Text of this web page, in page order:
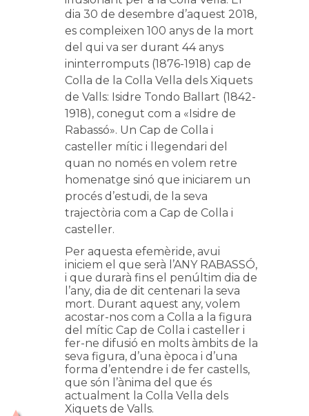
dia 30 de desembre d’aquest 2018,
es compleixen 100 anys de la mort
del qui va ser durant 44 anys
ininterromputs (1876-1918) cap de
Colla de la Colla Vella dels Xiquets
de Valls: Isidre Tondo Ballart (1842-
1918), conegut com a «Isidre de
Rabassó». Un Cap de Colla i
casteller mític i llegendari del
quan no només en volem retre
homenatge sinó que iniciarem un
procés d’estudi, de la seva
trajectòria com a Cap de Colla i
casteller.
Per aquesta efemèride, avui
iniciem el que serà l’ANY RABASSÓ,
i que durarà fins el penúltim dia de
l’any, dia de dit centenari la seva
mort. Durant aquest any, volem
acostar-nos com a Colla a la figura
del mític Cap de Colla i casteller i
fer-ne difusió en molts àmbits de la
seva figura, d’una època i d’una
forma d’entendre i de fer castells,
que són l’ànima del que és
actualment la Colla Vella dels
Xiquets de Valls.